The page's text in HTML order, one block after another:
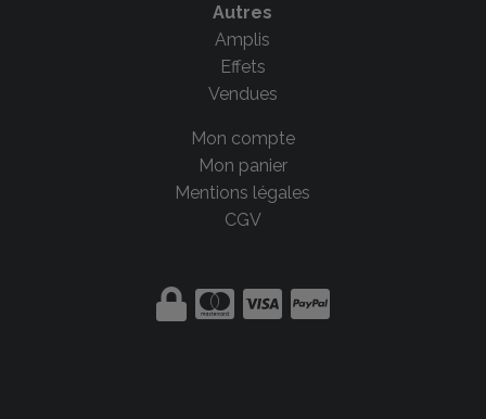
Autres
Amplis
Effets
Vendues
Mon compte
Mon panier
Mentions légales
CGV